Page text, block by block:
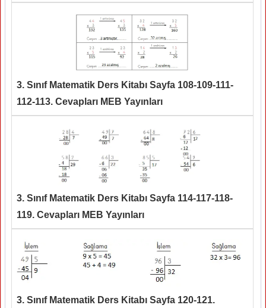
3. Sınıf Matematik Ders Kitabı Sayfa 108-109-111-
112-113. Cevapları MEB Yayınları
3. Sınıf Matematik Ders Kitabı Sayfa 114-117-118-
119. Cevapları MEB Yayınları
3. Sınıf Matematik Ders Kitabı Sayfa 120-121.